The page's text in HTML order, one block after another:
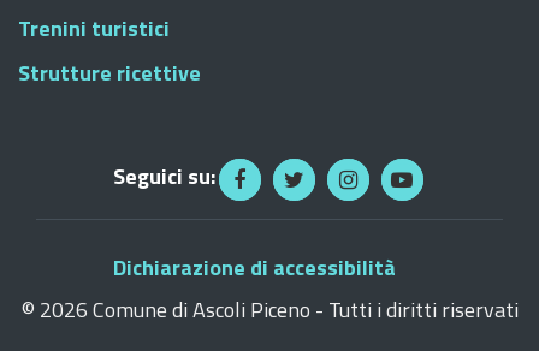
Trenini turistici
Strutture ricettive
Seguici su:
Dichiarazione di accessibilità
© 2026 Comune di Ascoli Piceno - Tutti i diritti riservati